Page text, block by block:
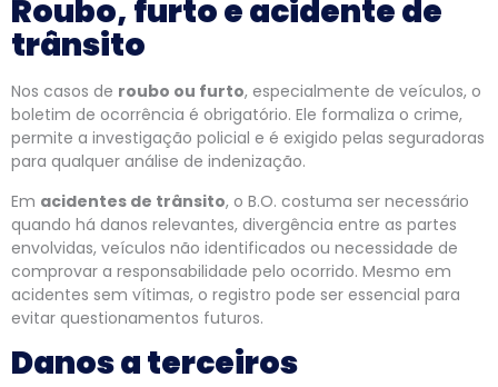
Roubo, furto e acidente de
trânsito
Nos casos de roubo ou furto, especialmente de veículos, o
boletim de ocorrência é obrigatório. Ele formaliza o crime,
permite a investigação policial e é exigido pelas seguradoras
para qualquer análise de indenização.
Em acidentes de trânsito, o B.O. costuma ser necessário
quando há danos relevantes, divergência entre as partes
envolvidas, veículos não identificados ou necessidade de
comprovar a responsabilidade pelo ocorrido. Mesmo em
acidentes sem vítimas, o registro pode ser essencial para
evitar questionamentos futuros.
Danos a terceiros